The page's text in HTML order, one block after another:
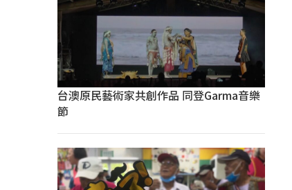
台澳原民藝術家共創作品 同登Garma音樂
節